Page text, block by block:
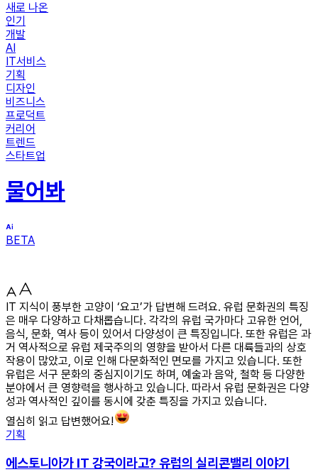
새로 나온
인기
개발
AI
IT서비스
기획
디자인
비즈니스
프로덕트
커리어
트렌드
스타트업
물어봐
BETA
IT 지식이 풍부한 고양이 ‘요고’가 답변해 드려요. 유럽 문화권의 특징
은 매우 다양하고 다채롭습니다. 각각의 유럽 국가마다 고유한 언어,
음식, 문화, 역사 등이 있어서 다양성이 큰 특징입니다. 또한 유럽은 과
거 역사적으로 유럽 제국주의의 영향을 받아서 다른 대륙들과의 상호
작용이 많았고, 이로 인해 다문화적인 면모를 가지고 있습니다. 또한
유럽은 서구 문화의 중심지이기도 하며, 예술과 음악, 철학 등 다양한
분야에서 큰 영향력을 행사하고 있습니다. 따라서 유럽 문화권은 다양
성과 역사적인 깊이를 동시에 갖춘 특징을 가지고 있습니다.
열심히 읽고 답변했어요!
기획
에스토니아가 IT 강국이라고? 유럽의 실리콘밸리 이야기